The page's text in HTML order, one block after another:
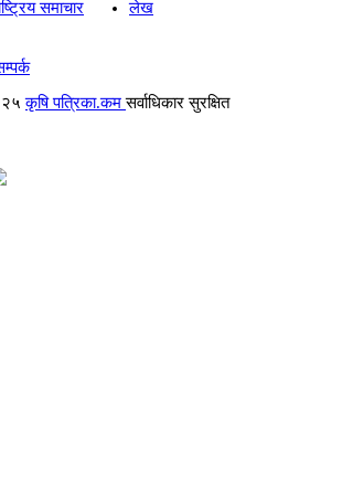
समाचार लेख
कृषि पत्रिका.कमसर्वाधिकार सुरक्षित